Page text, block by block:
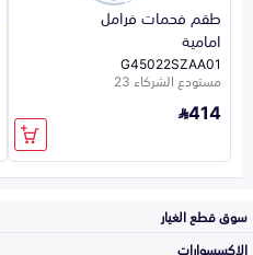
طقم فحمات فرامل
امامية
G45022SZAA01
مستودع الشركاء 23
414
سوق قطع الغيار
الاكسسوارات